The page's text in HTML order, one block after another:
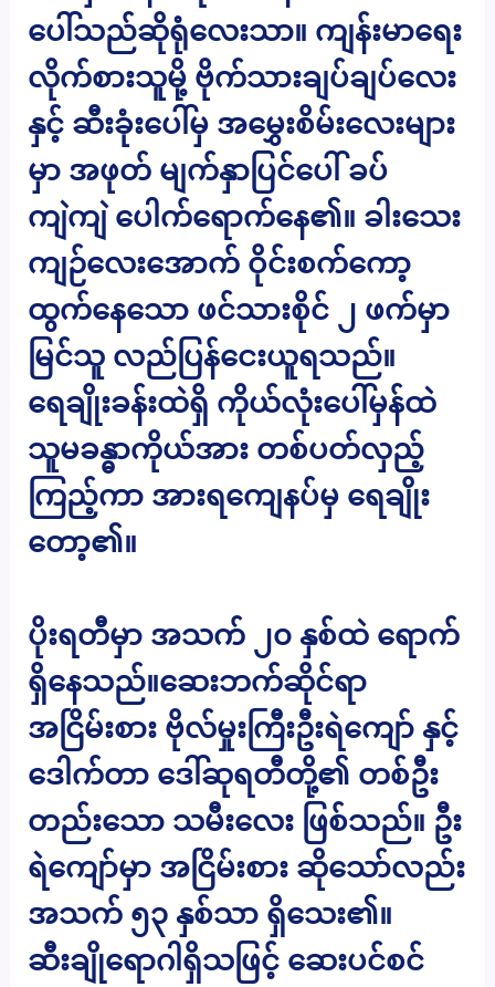
ပေါ်သည်ဆိုရုံလေးသာ။ ကျန်းမာရေး
လိုက်စားသူမို့ ဗိုက်သားချပ်ချပ်လေး
နှင့် ဆီးခုံးပေါ်မှ အမွှေးစိမ်းလေးများ
မှာ အဖုတ် မျက်နှာပြင်ပေါ် ခပ်
ကျဲကျဲ ပေါက်ရောက်နေ၏။ ခါးသေး
ကျဉ်လေးအောက် ဝိုင်းစက်ကော့
ထွက်နေသော ဖင်သားစိုင် ၂ ဖက်မှာ
မြင်သူ လည်ပြန်ငေးယူရသည်။
ရေချိုးခန်းထဲရှိ ကိုယ်လုံးပေါ်မှန်ထဲ
သူမခန္ဓာကိုယ်အား တစ်ပတ်လှည့်
ကြည့်ကာ အားရကျေနပ်မှ ရေချိုး
တော့၏။
ပိုးရတီမှာ အသက် ၂၀ နှစ်ထဲ ရောက်
ရှိနေသည်။ဆေးဘက်ဆိုင်ရာ
အငြိမ်းစား ဗိုလ်မှုးကြီးဦးရဲကျော် နှင့်
ဒေါက်တာ ဒေါ်ဆုရတီတို့၏ တစ်ဦး
တည်းသော သမီးလေး ဖြစ်သည်။ ဦး
ရဲကျော်မှာ အငြိမ်းစား ဆိုသော်လည်း
အသက် ၅၃ နှစ်သာ ရှိသေး၏။
ဆီးချိုရောဂါရှိသဖြင့် ဆေးပင်စင်